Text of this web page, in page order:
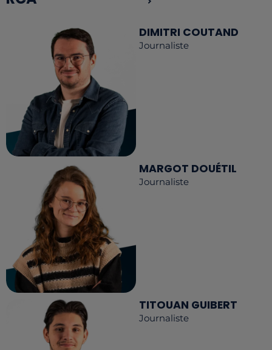
DIMITRI COUTAND
Journaliste
MARGOT DOUÉTIL
Journaliste
TITOUAN GUIBERT
Journaliste